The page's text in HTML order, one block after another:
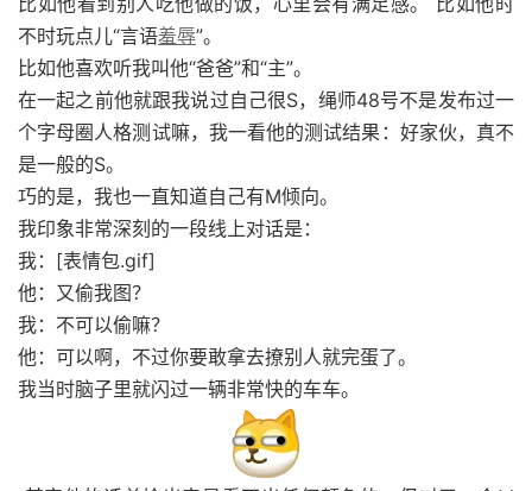
不时玩点儿“言语羞辱”。
比如他喜欢听我叫他“爸爸”和“主”。
在一起之前他就跟我说过自己很S，绳师48号不是发布过一
个字母圈人格测试嘛，我一看他的测试结果：好家伙，真不
是一般的S。
巧的是，我也一直知道自己有M倾向。
我印象非常深刻的一段线上对话是：
我：[表情包.gif]
他：又偷我图？
我：不可以偷嘛？
他：可以啊，不过你要敢拿去撩别人就完蛋了。
我当时脑子里就闪过一辆非常快的车车。